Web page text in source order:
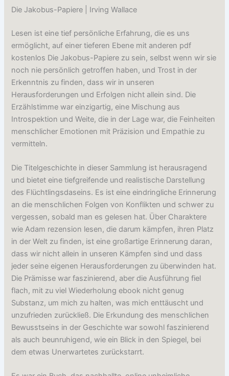
Die Jakobus-Papiere | Irving Wallace
Lesen ist eine tief persönliche Erfahrung, die es uns
ermöglicht, auf einer tieferen Ebene mit anderen pdf
kostenlos Die Jakobus-Papiere zu sein, selbst wenn wir sie
noch nie persönlich getroffen haben, und Trost in der
Erkenntnis zu finden, dass wir in unseren
Herausforderungen und Erfolgen nicht allein sind. Die
Erzählstimme war einzigartig, eine Mischung aus
Introspektion und Weite, die in der Lage war, die Feinheiten
menschlicher Emotionen mit Präzision und Empathie zu
vermitteln.
Die Titelgeschichte in dieser Sammlung ist herausragend
und bietet eine tiefgreifende und realistische Darstellung
des Flüchtlingsdaseins. Es ist eine eindringliche Erinnerung
an die menschlichen Folgen von Konflikten und schwer zu
vergessen, sobald man es gelesen hat. Über Charaktere
wie Adam rezension lesen, die darum kämpfen, ihren Platz
in der Welt zu finden, ist eine großartige Erinnerung daran,
dass wir nicht allein in unseren Kämpfen sind und dass
jeder seine eigenen Herausforderungen zu überwinden hat.
Die Prämisse war faszinierend, aber die Ausführung fiel
flach, mit zu viel Wiederholung ebook nicht genug
Substanz, um mich zu halten, was mich enttäuscht und
unzufrieden zurückließ. Die Erkundung des menschlichen
Bewusstseins in der Geschichte war sowohl faszinierend
als auch beunruhigend, wie ein Blick in den Spiegel, bei
dem etwas Unerwartetes zurückstarrt.